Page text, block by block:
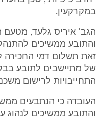
במקרקעין.
הגב' איריס גלעד, מטעם
והתובע ממשיכים
זאת תשלום דמי החכירה
של מתיישבים לתובע
התחייבויות לרישום
העובדה כי הנתבעים
והתובע ממשיכים